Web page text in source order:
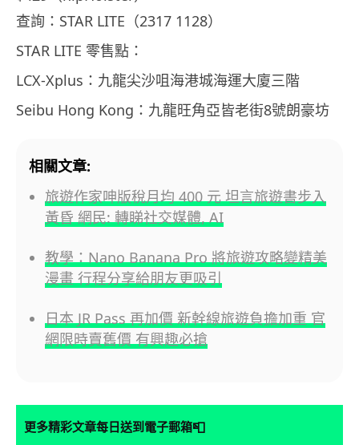
查詢：STAR LITE（2317 1128）
STAR LITE 零售點：
LCX-Xplus：九龍尖沙咀海港城海運大廈三階
Seibu Hong Kong：九龍旺角亞皆老街8號朗豪坊
相關文章:
旅遊作家呻版稅月均 400 元 坦言旅遊書步入
黃昏 網民: 轉睇社交媒體, AI
教學：Nano Banana Pro 將旅遊攻略變精美
漫畫 行程分享給朋友更吸引
日本 JR Pass 再加價 新幹線旅遊負擔加重 官
網限時賣舊價 有興趣必搶
更多精彩文章每日送到電子郵箱📮